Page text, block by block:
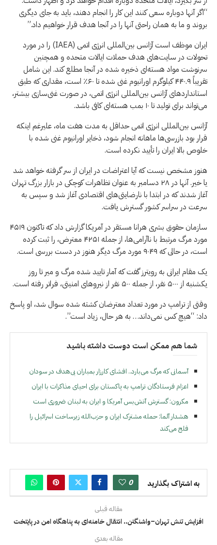
“اگر آنها دوباره سعی کنند این کار را انجام دهند، باید به جای دیگری
بروند و ما به همان راحتی آنها را در آنجا هدف قرار خواهیم داد.”
ایران موظف است آژانس بین‌المللی انرژی اتمی (IAEA) را در مورد
تحولات در سایت‌های هدف حملات ایالات متحده و همچنین
سرنوشت مواد هسته‌ای ذخیره شده در آنجا مطلع کند. این شامل
تقریباً ۴۴۰.۹ کیلوگرم اورانیوم غنی شده تا ۶۰٪ است، مقداری که طبق
استانداردهای آژانس بین‌المللی انرژی اتمی، در صورت غنی‌سازی بیشتر،
می‌تواند برای تولید تا ۱۰ بمب هسته‌ای کافی باشد.
آژانس بین‌المللی انرژی اتمی حداقل به مدت هفت ماه، علیرغم اینکه
قرار بود بازرسی‌ها ماهانه انجام شود، ذخایر اورانیوم غنی شده با
خلوص بالا ایران را تأیید نکرده است.
هنوز مشخص نیست که آیا اعتراضات در ایران از سر گرفته خواهد شد
یا خیر. آنها در ۲۸ دسامبر به عنوان تظاهرات کوچکی در بازار بزرگ تهران
آغاز شدند که در ابتدا با نارضایتی‌های اقتصادی آغاز شد و سپس به
سرعت در سراسر کشور گسترش یافت.
سازمان حقوق بشری هرانا مستقر در آمریکا گزارش داد که تاکنون ۴۵۱۹
مورد مرگ مرتبط با ناآرامی‌ها، از جمله ۴۲۵۱ معترض، را ثبت کرده
است، در حالی که ۹۰۴۹ مورد مرگ دیگر هنوز در دست بررسی است.
یک مقام ایرانی به رویترز گفت که آمار تایید شده مرگ و میر تا روز
یکشنبه از ۵۰۰۰ نفر، از جمله ۵۰۰ نفر از نیروهای امنیتی، فراتر رفته است.
وقتی از ترامپ در مورد تعداد معترضان کشته شده سوال شد، او پاسخ
داد: “هیچ کس نمی‌داند… به هر حال، زیاد است”.
شما هم ممکن است دوست داشته باشید
آسمانی که مرگ می‌بارد.. افشای کارزار بمباران بی‌هدف در سودان
اعزام فرستادگان ترامپ به پاکستان برای احیای مذاکرات با ایران
مکرون: گسترش آتش‌بس آمریکا و ایران به لبنان ضروری است
هشدار آلما: حمله مشترک ایران و حزب‌الله زیرساخت اسرائیل را
فلج می‌کند
به اشتراک بگذارید 0
مقاله قبلی
افزایش تنش تهران–واشنگتن.. انتقال خامنه‌ای به پناهگاه امن در پایتخت
مقاله بعدی